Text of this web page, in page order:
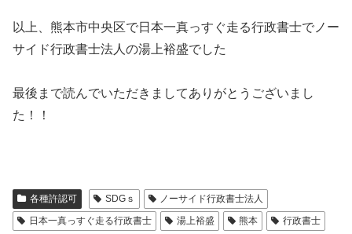
以上、熊本市中央区で日本一真っすぐ走る行政書士でノー
サイド行政書士法人の湯上裕盛でした
最後まで読んでいただきましてありがとうございまし
た！！
各種許認可 SDGｓ
ノーサイド行政書士法人
日本一真っすぐ走る行政書士
湯上裕盛 熊本 行政書士